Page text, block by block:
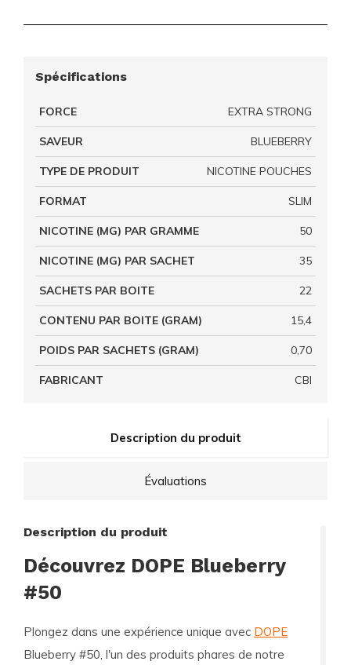
Description du produit
Évaluations
Description du produit
Découvrez DOPE Blueberry
#50
Plongez dans une expérience unique avec DOPE
Blueberry #50, l'un des produits phares de notre
Spécifications
FORCE EXTRA STRONG
SAVEUR BLUEBERRY
TYPE DE PRODUIT NICOTINE POUCHES
FORMAT SLIM
NICOTINE (MG) PAR GRAMME 50
NICOTINE (MG) PAR SACHET 35
SACHETS PAR BOITE 22
CONTENU PAR BOITE (GRAM) 15,4
POIDS PAR SACHETS (GRAM) 0,70
FABRICANT CBI